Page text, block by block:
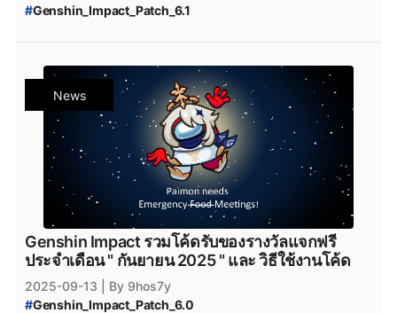
#Genshin_Impact_Patch_6.1
Genshin_Impact_Code_ตุลาคม_2025
Genshin_Impact_เพชรฟรี #โค้ดฟรี
โค้ดGenshinImpact #เพชรฟรี #Primogemฟรี
Moraฟรี แจกไอเทมฟรี #GenshinImpactโค้ด
โค้ดเกมฟรี GenshinImpactเพชรฟรี
แจกเพชรฟรี
Nod-Krai
Genshin_Impact_Nod-Krai
GenshinImpactแจกโค้ด #genshinimpact
genshin_impact
Genshin_Impact_6.1
Epicgamesstore
epicgame
#Genshin_Impact_ดาวน์โหลด #ดาวน์โหลดเกมฟรี
#Genshin_Impact_โหลด #Genshin_Impact_Nefer
#Genshin_Impact_iOS # Genshin_Impact_Android
#Genshin_Impact_Download
News
Genshin Impact รวมโค้ดรับของรางวัลแจกฟรี
ประจำเดือน " กันยายน 2025 " และ วิธีใช้งานโค้ด
2025-09-13
| By 9hos7y
#Genshin_Impact_Patch_6.0